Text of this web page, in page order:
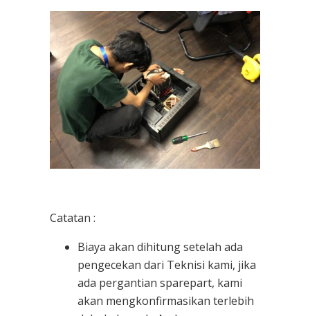
Catatan :
Biaya akan dihitung setelah ada
pengecekan dari Teknisi kami, jika
ada pergantian sparepart, kami
akan mengkonfirmasikan terlebih